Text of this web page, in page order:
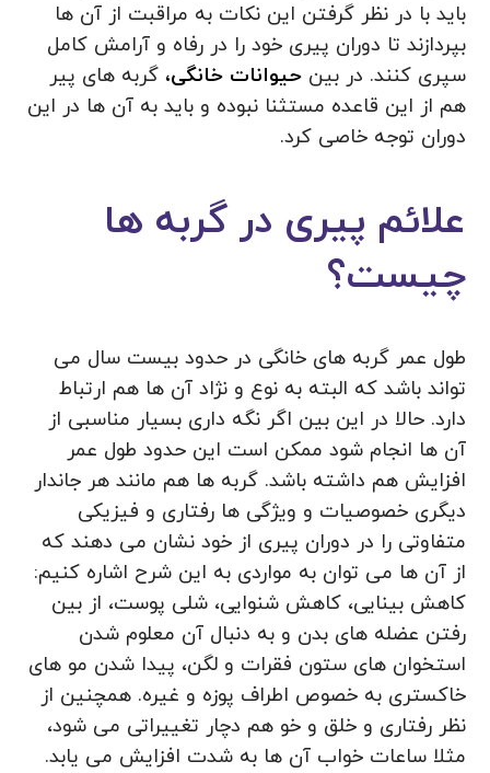
باید با در نظر گرفتن این نکات به مراقبت از آن ها
بپردازند تا دوران پیری خود را در رفاه و آرامش کامل
سپری کنند. در بینحیوانات خانگی، گربه های پیر
هم از این قاعده مستثنا نبوده و باید به آن ها در این
دوران توجه خاصی کرد.
علائم پیری در گربه ها
چیست؟
طول عمر گربه های خانگی در حدود بیست سال می
تواند باشد که البته به نوع و نژاد آن ها هم ارتباط
دارد. حالا در این بین اگر نگه داری بسیار مناسبی از
آن ها انجام شود ممکن است این حدود طول عمر
افزایش هم داشته باشد. گربه ها هم مانند هر جاندار
دیگری خصوصیات و ویژگی ها رفتاری و فیزیکی
متفاوتی را در دوران پیری از خود نشان می دهند که
از آن ها می توان به مواردی به این شرح اشاره کنیم:
کاهش بینایی، کاهش شنوایی، شلی پوست، از بین
رفتن عضله های بدن و به دنبال آن معلوم شدن
استخوان های ستون فقرات و لگن، پیدا شدن مو های
خاکستری به خصوص اطراف پوزه و غیره. همچنین از
نظر رفتاری و خلق و خو هم دچار تغییراتی می شود،
مثلا ساعات خواب آن ها به شدت افزایش می یابد.